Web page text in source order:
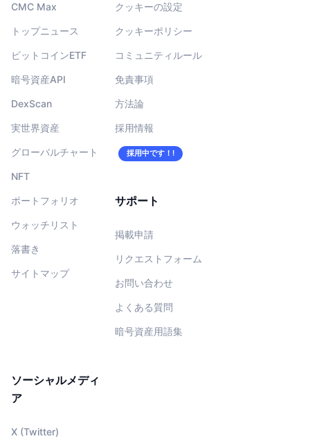
CMC Max
トップニュース
ビットコインETF
暗号資産API
DexScan
実世界資産
グローバルチャート
NFT
ポートフォリオ
ウォッチリスト
落書き
サイトマップ
クッキーの設定
クッキーポリシー
コミュニティルール
免責事項
方法論
採用情報
採用中です！!
サポート
掲載申請
リクエストフォーム
お問い合わせ
よくある質問
暗号資産用語集
ソーシャルメディ
ア
X (Twitter)